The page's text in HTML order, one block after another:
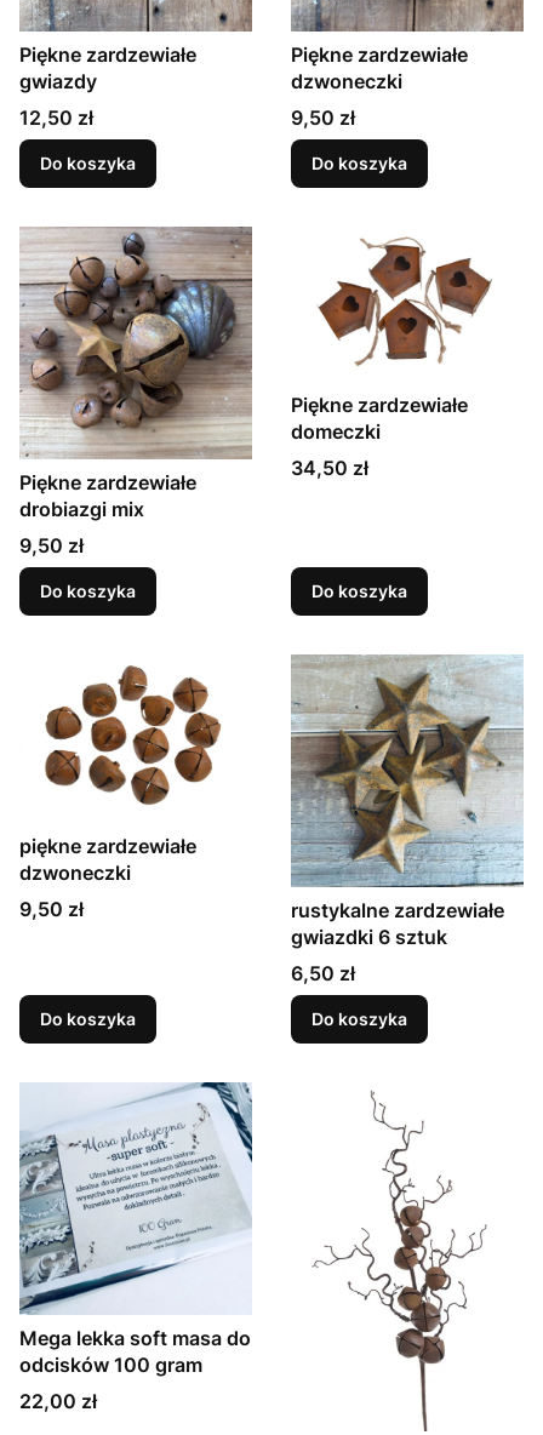
Piękne zardzewiałe
gwiazdy
Cena
12,50 zł
Do koszyka
Piękne zardzewiałe
dzwoneczki
Cena
9,50 zł
Do koszyka
Piękne zardzewiałe
drobiazgi mix
Cena
9,50 zł
Do koszyka
Piękne zardzewiałe
domeczki
Cena
34,50 zł
Do koszyka
piękne zardzewiałe
dzwoneczki
Cena
9,50 zł
Do koszyka
rustykalne zardzewiałe
gwiazdki 6 sztuk
Cena
6,50 zł
Do koszyka
Mega lekka soft masa do
odcisków 100 gram
Cena
22,00 zł